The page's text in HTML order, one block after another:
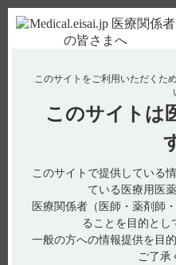
使用期限検索
No : 20473
【タスフィゴ】 眼
作用について教えて
【タスフィゴ】
眼障害（網膜剥離を除く）の
このサイトをご利用いただくた
このサイトは
このサイトで提供している
ている医療用医
医療関係者（医師・薬剤師
ることを目的とし
一般の方への情報提供を目
ご了承